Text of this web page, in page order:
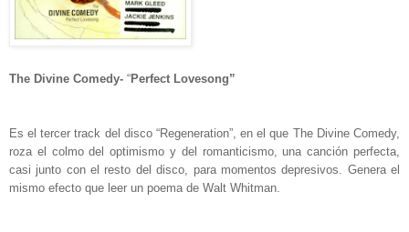
The Divine Comedy- “Perfect Lovesong”
Es el tercer track del disco “Regeneration”, en el que The Divine Comedy,
roza el colmo del optimismo y del romanticismo, una canción perfecta,
casi junto con el resto del disco, para momentos depresivos. Genera el
mismo efecto que leer un poema de Walt Whitman.